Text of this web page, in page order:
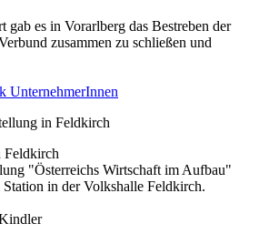
gab es in Vorarlberg das Bestreben der
zusammen zu schließen und
UnternehmerInnen
Feldkirch
"Österreichs Wirtschaft im Aufbau"
in der Volkshalle Feldkirch.